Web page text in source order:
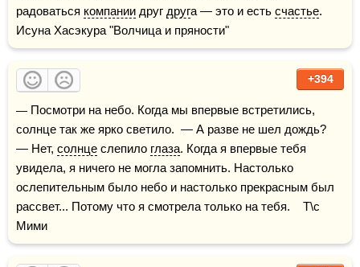
радоваться компании друг друга — это и есть счастье.
Исуна Хасэкура "Волчица и пряности"
+394
— Посмотри на небо. Когда мы впервые встретились,
солнце так же ярко светило.  — А разве не шел дождь?
— Нет, солнце слепило глаза. Когда я впервые тебя
увидела, я ничего не могла запомнить. Настолько
ослепительным было небо и настолько прекрасным был
рассвет... Потому что я смотрела только на тебя.    Т\с
Мими